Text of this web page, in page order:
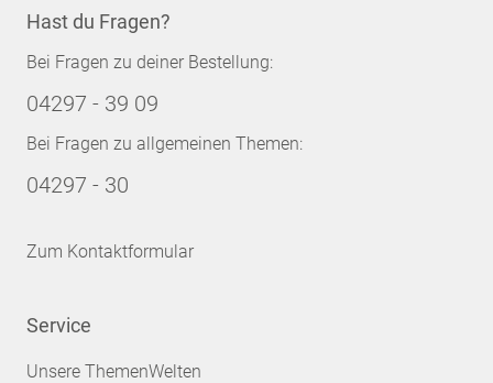
Hast du Fragen?
Bei Fragen zu deiner Bestellung:
04297 - 39 09
Bei Fragen zu allgemeinen Themen:
04297 - 30
Zum Kontaktformular
Service
Unsere ThemenWelten